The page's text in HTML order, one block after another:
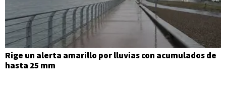
Rige un alerta amarillo por lluvias con acumulados de
hasta 25 mm